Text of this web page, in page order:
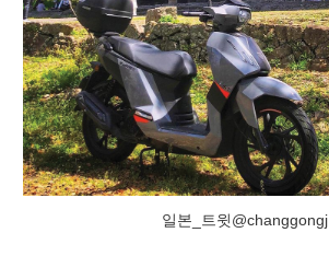
일본_트윗@changgongj